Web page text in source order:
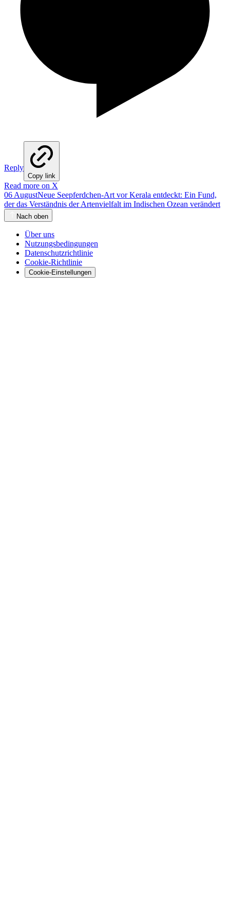
Reply
Copy link
Read more on X
06 AugustNeue Seepferdchen-Art vor Kerala entdeckt: Ein Fund,
der das Verständnis der Artenvielfalt im Indischen Ozean verändert
Nach oben
Über uns
Nutzungsbedingungen
Datenschutzrichtlinie
Cookie-Richtlinie
Cookie-Einstellungen